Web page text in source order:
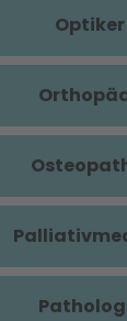
Optiker